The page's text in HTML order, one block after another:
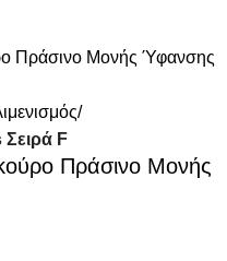
F
Πράσινο Μονής